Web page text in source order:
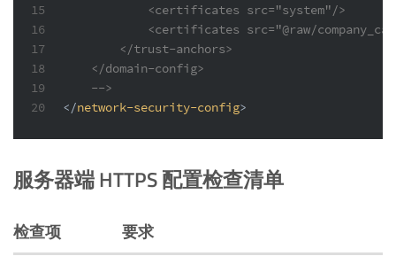
15
16
17
18
19
20
            <certificates src="system"/>
<certificates src="@raw/
        </trust-anchors>
    </domain-config>
    -->
</network-security-config>
服务器端 HTTPS 配置检查清单
检查项
要求